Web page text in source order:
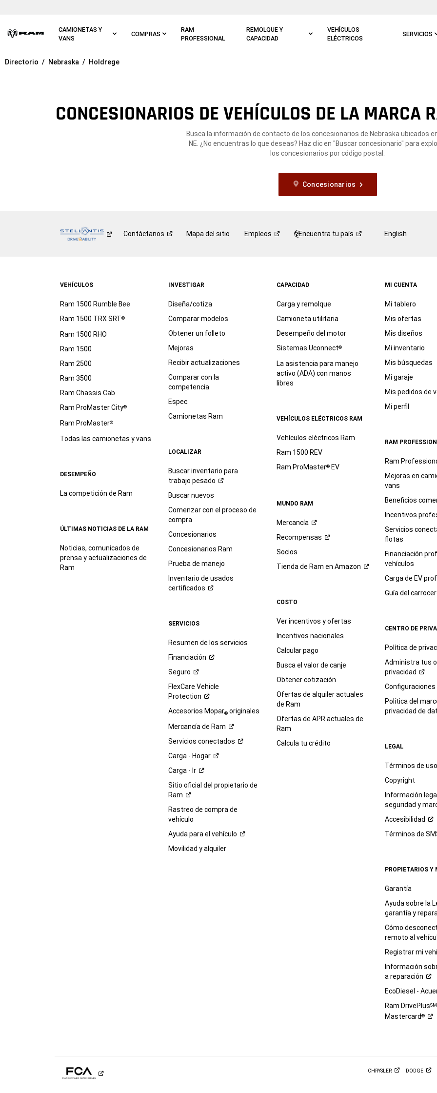
CAMIONETAS Y
VANS
COMPRAS
RAM
PROFESSIONAL
REMOLQUE Y
CAPACIDAD
VEHÍCULOS
ELÉCTRICOS
SERVICIOS
Ir a
Directorio Nebraska Holdrege
CONCESIONARIOS DE VEHÍCULOS DE LA MARCA
Busca la información de contacto de los concesionarios de Nebraska ubicados
NE. ¿No encuentras lo que deseas? Haz clic en "Buscar concesionario" para
los concesionarios por código postal.
Concesionarios
Contáctanos Mapa del sitio Empleos Encuentra tu país English
VEHÍCULOS
Ram 1500 Rumble Bee
Ram 1500 TRX SRT®
Ram 1500 RHO
Ram 1500
Ram 2500
Ram 3500
Ram Chassis Cab
Ram ProMaster City®
Ram ProMaster®
Todas las camionetas y vans
DESEMPEÑO
La competición de Ram
ÚLTIMAS NOTICIAS DE LA RAM
Noticias, comunicados de
prensa y actualizaciones de
Ram
INVESTIGAR
Diseña/cotiza
Comparar modelos
Obtener un folleto
Mejoras
Recibir actualizaciones
Comparar con la
competencia
Espec.
Camionetas Ram
LOCALIZAR
Buscar inventario para
trabajo pesado
Buscar nuevos
Comenzar con el proceso de
compra
Concesionarios
Concesionarios Ram
Prueba de manejo
Inventario de usados
certificados
SERVICIOS
Resumen de los servicios
Financiación
Seguro
FlexCare Vehicle
Protection
Accesorios Mopar®originales
Mercancía de Ram
Servicios conectados
Carga - Hogar
Carga - Ir
Sitio oficial del propietario de
Ram
Rastreo de compra de
vehículo
Ayuda para el vehículo
Movilidad y alquiler
CAPACIDAD
Carga y remolque
Camioneta utilitaria
Desempeño del motor
Sistemas Uconnect®
La asistencia para manejo
activo (ADA) con manos
libres
VEHÍCULOS ELÉCTRICOS RAM
Vehículos eléctricos Ram
Ram 1500 REV
Ram ProMaster®EV
MUNDO RAM
Mercancía
Recompensas
Socios
Tienda de Ram en Amazon
COSTO
Ver incentivos y ofertas
Incentivos nacionales
Calcular pago
Busca el valor de canje
Obtener cotización
Ofertas de alquiler actuales
de Ram
Ofertas de APR actuales de
Ram
Calcula tu crédito
MI CUENTA
Mi tablero
Mis ofertas
Mis diseños
Mi inventario
Mis búsquedas
Mi garaje
Mis pedidos de
Mi perfil
RAM
Ram
Mejoras en
vans
Beneficios
Incentivos
Servicios
flotas
Financiación
vehículos
Carga de EV
Guía del
CENTRO DE
Política de
Administra tus
privacidad
Configuraciones
Política del
privacidad de
LEGAL
Términos de uso
Copyright
Información
seguridad y
Accesibilidad
Términos de
PROPIETARIOS Y
Garantía
Ayuda sobre la
garantía y
Cómo
remoto al
Registrar mi
Información
areparación
EcoDiesel -
Ram DrivePlusSM
Mastercard®
CHRYSLER DODGE